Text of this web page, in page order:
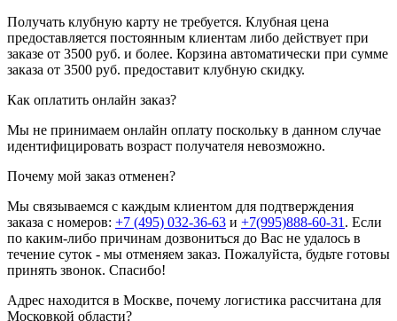
Получать клубную карту не требуется. Клубная цена
предоставляется постоянным клиентам либо действует при
заказе от 3500 руб. и более. Корзина автоматически при сумме
заказа от 3500 руб. предоставит клубную скидку.
Как оплатить онлайн заказ?
Мы не принимаем онлайн оплату поскольку в данном случае
идентифицировать возраст получателя невозможно.
Почему мой заказ отменен?
Мы связываемся с каждым клиентом для подтверждения
заказа с номеров: +7 (495) 032-36-63 и +7(995)888-60-31 . Если
по каким-либо причинам дозвониться до Вас не удалось в
течение суток - мы отменяем заказ. Пожалуйста, будьте готовы
принять звонок. Спасибо!
Адрес находится в Москве, почему логистика рассчитана для
Московкой области?